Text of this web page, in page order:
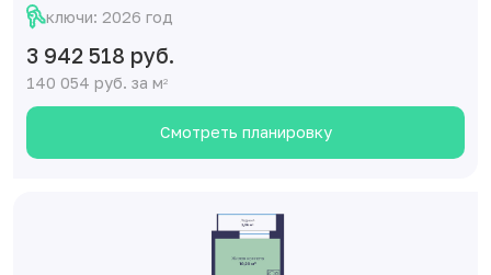
ключи: 2026 год
3 942 518 руб.
140 054 руб. за м2
Смотреть планировку